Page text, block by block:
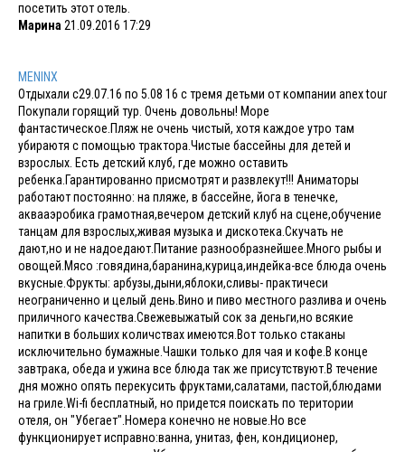
посетить этот отель.
Марина 21.09.2016 17:29
MENINX
Отдыхали с29.07.16 по 5.08 16 с тремя детьми от компании anex tour
Покупали горящий тур. Очень довольны! Море
фантастическое.Пляж не очень чистый, хотя каждое утро там
убираютя с помощью трактора.Чистые бассейны для детей и
взрослых. Есть детский клуб, где можно оставить
ребенка.Гарантированно присмотрят и развлекут!!! Аниматоры
работают постоянно: на пляже, в бассейне, йога в тенечке,
аквааэробика грамотная,вечером детский клуб на сцене,обучение
танцам для взрослых,живая музыка и дискотека.Скучать не
дают,но и не надоедают.Питание разнообразнейшее.Много рыбы и
овощей.Мясо :говядина,баранина,курица,индейка-все блюда очень
вкусные.Фрукты: арбузы,дыни,яблоки,сливы- практичеси
неограниченно и целый день.Вино и пиво местного разлива и очень
приличного качества.Свежевыжатый сок за деньги,но всякие
напитки в больших количствах имеются.Вот только стаканы
исключительно бумажные.Чашки только для чая и кофе.В конце
завтрака, обеда и ужина все блюда так же присутствуют.В течение
дня можно опять перекусить фруктами,салатами, пастой,блюдами
на гриле.Wi-fi бесплатный, но придется поискать по територии
отеля, он "Убегает".Номера конечно не новые.Но все
функционирует исправно:ванна, унитаз, фен, кондиционер,